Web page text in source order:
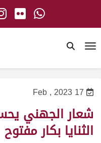
17 Feb , 2023
شعار الجهني
الثنايا بكار مفتوح